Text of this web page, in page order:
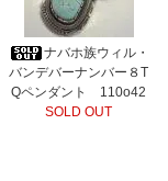
ナバホ族ウィル・
バンデバーナンバー８T
Qペンダント 110o42
SOLD OUT